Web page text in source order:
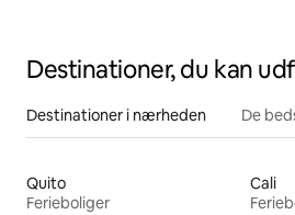
Destinationer, du kan
Destinationer i nærheden De
Quito
Ferieboliger
Cali